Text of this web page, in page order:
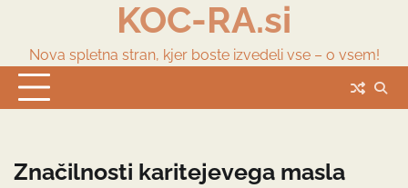
content
KOC-RA.si
Nova spletna stran, kjer boste izvedeli vse – o vsem!
Značilnosti karitejevega masla